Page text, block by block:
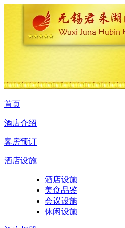
首页
酒店介绍
客房预订
酒店设施
酒店设施
美食品鉴
会议设施
休闲设施